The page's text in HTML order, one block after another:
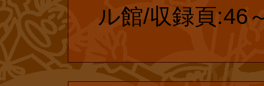
ない詩を否定す
されています。
ン・ミニ・ブッ
ル館/収録頁:46